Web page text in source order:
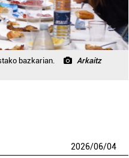
bazkarian.
Arkaitz
2026/06/04